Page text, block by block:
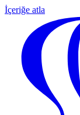
İçeriğe atla